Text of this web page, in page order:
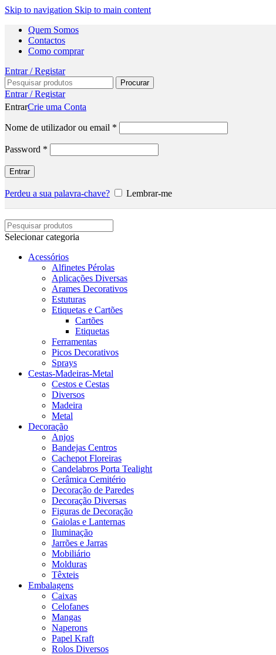
Skip to navigation Skip to main content
Quem Somos
Contactos
Como comprar
Entrar / Registar
Procurar
Entrar / Registar
EntrarCrie uma Conta
Nome de utilizador ou email *
Password *
Entrar
Perdeu a sua palavra-chave? Lembrar-me
Selecionar categoria
Acessórios
Alfinetes Pérolas
Aplicações Diversas
Arames Decorativos
Estuturas
Etiquetas e Cartões
Cartões
Etiquetas
Ferramentas
Picos Decorativos
Sprays
Cestas-Madeiras-Metal
Cestos e Cestas
Diversos
Madeira
Metal
Decoração
Anjos
Bandejas Centros
Cachepot Floreiras
Candelabros Porta Tealight
Cerâmica Cemitério
Decoração de Paredes
Decoração Diversas
Figuras de Decoração
Gaiolas e Lanternas
Iluminação
Jarrões e Jarras
Mobiliário
Molduras
Têxteis
Embalagens
Caixas
Celofanes
Mangas
Naperons
Papel Kraft
Rolos Diversos